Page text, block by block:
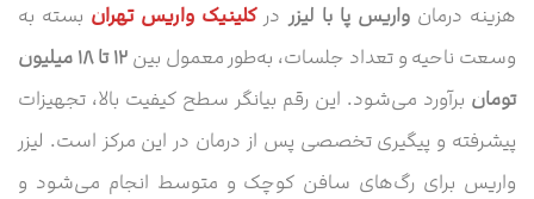
هزینه درمانواریس پا با لیزر درکلینیک واریس تهران بسته به
وسعت ناحیه و تعداد جلسات، به‌طور معمول بین
۱۲ تا ۱۸ میلیون
تومان برآورد می‌شود. این رقم بیانگر سطح کیفیت بالا، تجهیزات
پیشرفته و پیگیری تخصصی پس از درمان در این مرکز است. لیزر
واریس برای رگ‌های سافن کوچک و متوسط انجام می‌شود و